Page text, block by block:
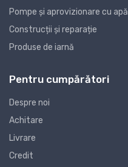
Pompe și aprovizionare cu apă
Construcții și reparație
Produse de iarnă
Pentru cumpărători
Despre noi
Achitare
Livrare
Credit